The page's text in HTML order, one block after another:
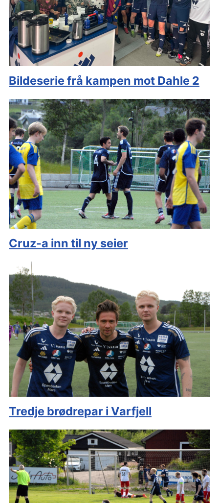
Bildeserie frå kampen mot Dahle 2
Cruz-a inn til ny seier
Tredje brødrepar i Varfjell